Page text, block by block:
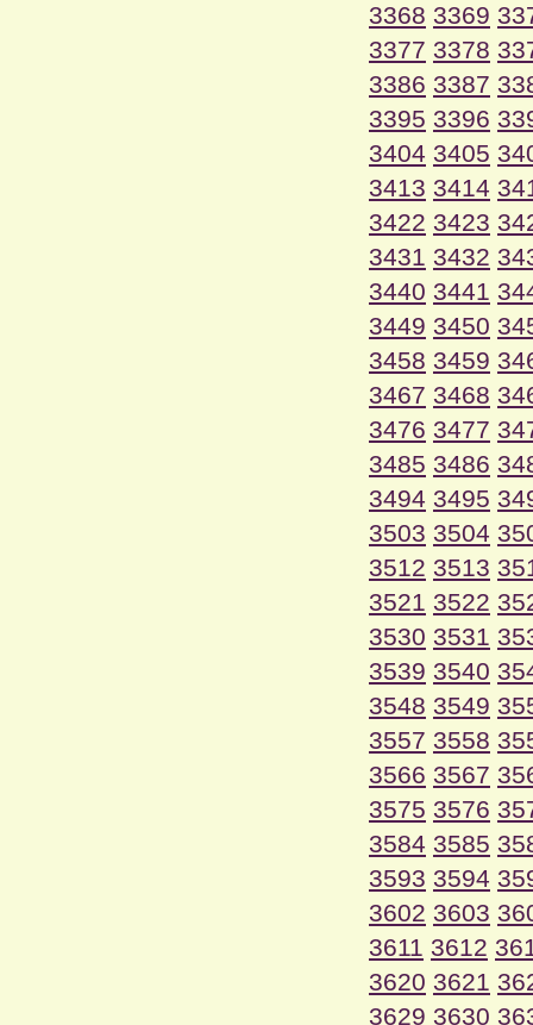
3368 3369
3377 3378
3386 3387
3395 3396
3404 3405
3413 3414
3422 3423
3431 3432
3440 3441
3449 3450
3458 3459
3467 3468
3476 3477
3485 3486
3494 3495
3503 3504
3512 3513
3521 3522
3530 3531
3539 3540
3548 3549
3557 3558
3566 3567
3575 3576
3584 3585
3593 3594
3602 3603
3611 3612
3620 3621
3629 3630